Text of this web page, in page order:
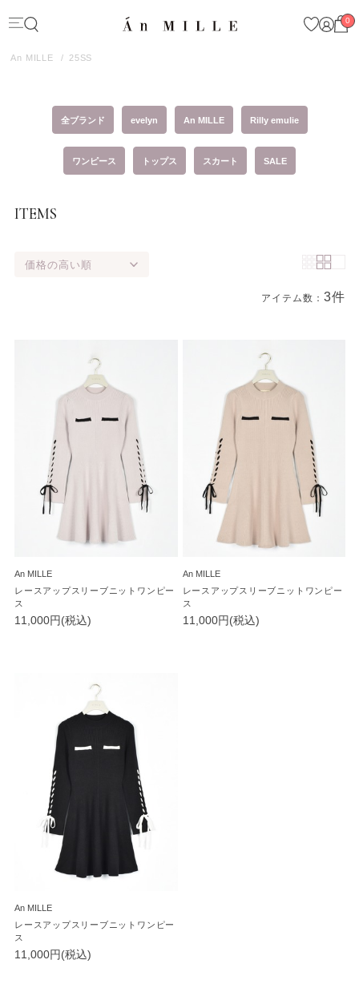
0
An MILLE 25SS
全ブランド evelyn An MILLE Rilly emulie
ワンピース トップス スカート SALE
ITEMS
価格の高い順
アイテム数：3件
An MILLE
レースアップスリーブニットワンピー
ス
11,000円(税込)
An MILLE
レースアップスリーブニットワンピー
ス
11,000円(税込)
An MILLE
レースアップスリーブニットワンピー
ス
11,000円(税込)